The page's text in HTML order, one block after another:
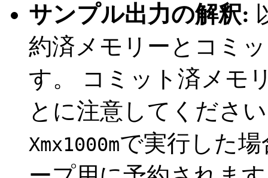
サンプル出力の解釈:
約済 メモリーと コミ
す。
コミット済 メモ
とに注意してくださ
Xmx1000mで実行した場